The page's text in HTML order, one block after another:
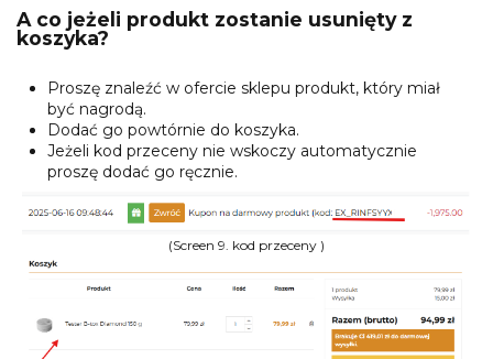
A co jeżeli produkt zostanie usunięty z
koszyka?
Proszę znaleźć w ofercie sklepu produkt, który miał
być nagrodą.
Dodać go powtórnie do koszyka.
Jeżeli kod przeceny nie wskoczy automatycznie
proszę dodać go ręcznie.
(Screen 9. kod przeceny )